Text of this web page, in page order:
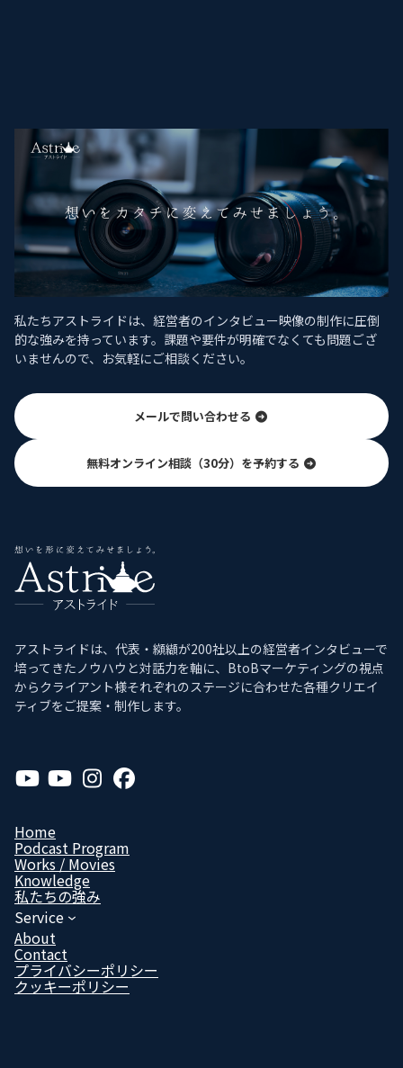
私たちアストライドは、経営者のインタビュー映像の制作に圧倒
的な強みを持っています。課題や要件が明確でなくても問題ござ
いませんので、お気軽にご相談ください。
メールで問い合わせる
無料オンライン相談（30分）を予約する
アストライドは、代表・纐纈が200社以上の経営者インタビューで
培ってきたノウハウと対話力を軸に、BtoBマーケティングの視点
からクライアント様それぞれのステージに合わせた各種クリエイ
ティブをご提案・制作します。
ア
イ
リ
ン
ク
ア
イ
リ
ン
ク
ア
イ
ン
ク
ア
イ
ン
ク
Home
Podcast Program
Works / Movies
Know­ledge
私たちの強み
Service
About
Contact
プライバシーポリシー
クッキーポリシー